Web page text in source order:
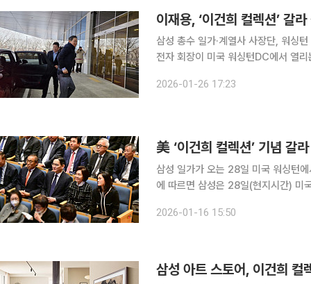
이재용, ‘이건희 컬렉션’ 갈
삼성 총수 일가·계열사 사장단, 워싱턴 집
전자 회장이 미국 워싱턴DC에서 열
소감을 묻는 취재진의 질문에 “추운
2026-01-26 17:23
美 ‘이건희 컬렉션’ 기념 갈
삼성 일가가 오는 28일 미국 워싱턴에서
에 따르면 삼성은 28일(현지시간) 미
회장과 홍라희 리움미술관 명예관장,
2026-01-16 15:50
삼성 아트 스토어, 이건희 컬